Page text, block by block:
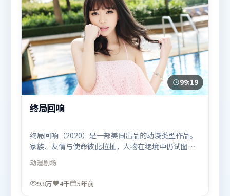
99:19
终局回响
终局回响（2020）是一部美国出品的动漫类型作品。
家族、友情与使命彼此拉扯，人物在绝境中仍试图守
住心中微光。叙事线索多线并进，最终在关键节点收
束。由丹尼斯·维伦纽瓦执导，咏梅、古天乐、易烊
千玺，艾米莉·布朗特、马东锡等联袂出演。影片于
动漫剧场
9.8万 4千 5年前